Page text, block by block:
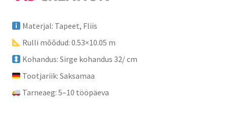
Materjal: Tapeet, Fliis
Rulli mõõdud: 0.53×10.05 m
Kohandus: Sirge kohandus 32/ cm
Tootjariik: Saksamaa
Tarneaeg: 5–10 tööpäeva